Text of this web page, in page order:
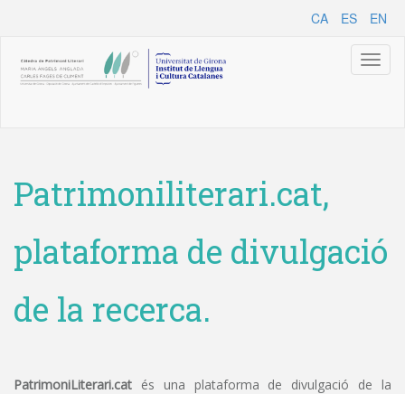
CA ES EN
Patrimoniliterari.cat,
plataforma de divulgació
de la recerca.
PatrimoniLiterari.cat és una plataforma de divulgació de la